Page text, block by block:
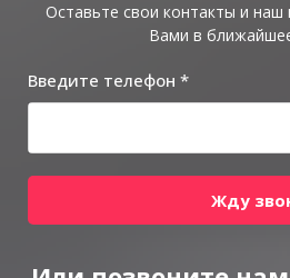
Оставьте свои контакты и
Вами в
Введите телефон *
Жду